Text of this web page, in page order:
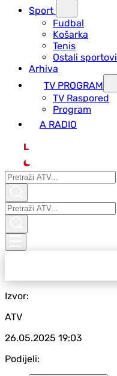
Sport
Fudbal
Košarka
Tenis
Ostali sportovi
Arhiva
TV PROGRAM
ТV Raspored
Program
A RADIO
L
Izvor:
ATV
26.05.2025 19:03
Podijeli: